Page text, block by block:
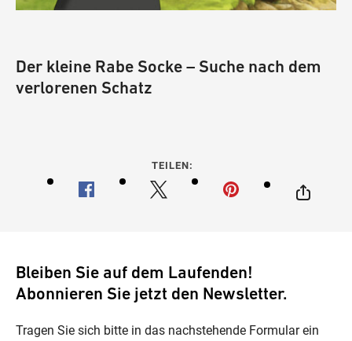
Der kleine Rabe Socke – Suche nach dem
verlorenen Schatz
TEILEN:
Bleiben Sie auf dem Laufenden!
Abonnieren Sie jetzt den Newsletter.
Tragen Sie sich bitte in das nachstehende Formular ein